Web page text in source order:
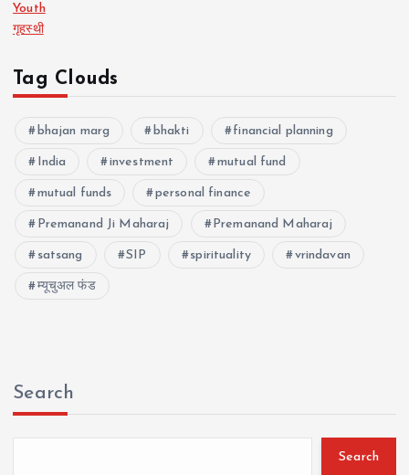
Youth
गृहस्थी
Tag Clouds
bhajan marg bhakti financial planning
India investment mutual fund
mutual funds personal finance
Premanand Ji Maharaj Premanand Maharaj
satsang SIP spirituality vrindavan
म्यूचुअल फंड
Search
Search